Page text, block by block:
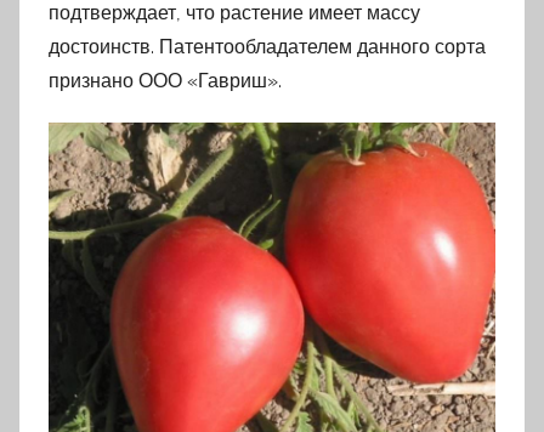
подтверждает, что растение имеет массу
достоинств. Патентообладателем данного сорта
признано ООО «Гавриш».